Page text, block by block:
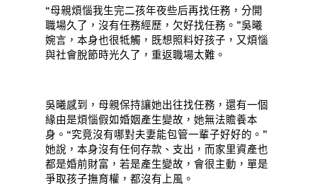
“母親煩惱我生完二孩年夜些后再找任務，分開
職場久了，沒有任務經歷，欠好找任務。”吳曦
婉言，本身也很牴觸，既想照料好孩子，又煩惱
與社會脫節時光久了，重返職場太難。
吳曦感到，母親保持讓她出往找任務，還有一個
緣由是煩惱假如婚姻產生變故，她無法贍養本
身。“究竟沒有哪對夫妻能包管一輩子好好的。”
她說，本身沒有任何存款、支出，而家里資產也
都是婚前財富，若是產生變故，會很主動，單是
爭取孩子撫育權，都沒有上風。